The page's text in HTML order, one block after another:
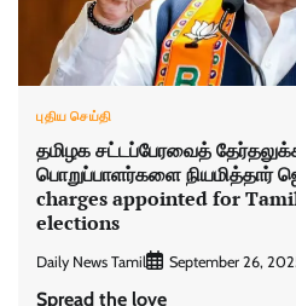
புதிய செய்தி
தமிழக சட்டப்பேரவைத்
பொறுப்பாளர்களை நியமித்தார்
charges appointed for
elections
Daily News Tamil September 26,
Spread the love